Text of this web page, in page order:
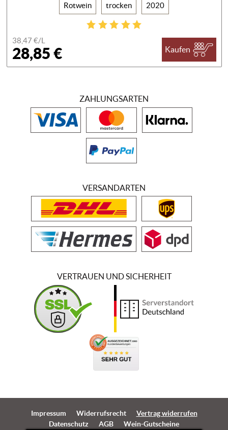
Rotwein trocken 2020
38,47 €/L
28,85 € Kaufen
ZAHLUNGSARTEN
VERSANDARTEN
VERTRAUEN UND SICHERHEIT
Impressum Widerrufsrecht
Vertrag widerrufen
Datenschutz
AGB Wein-Gutscheine